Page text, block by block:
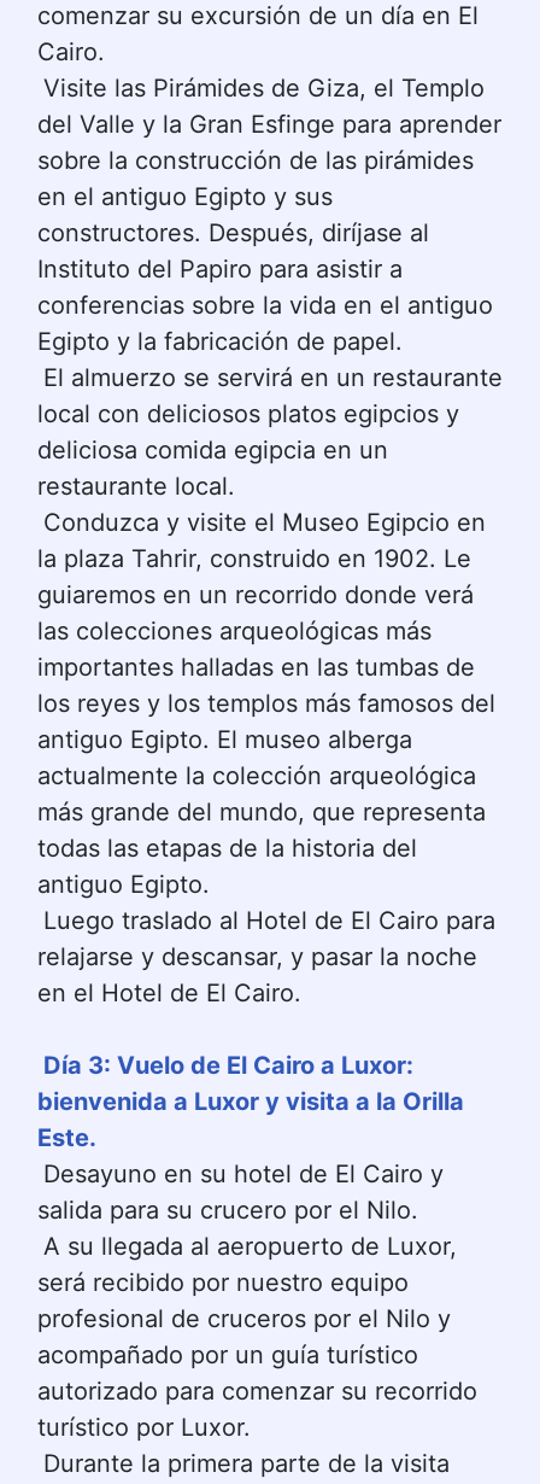
comenzar su excursión de un día en El
Cairo.
Visite las Pirámides de Giza, el Templo
del Valle y la Gran Esfinge para aprender
sobre la construcción de las pirámides
en el antiguo Egipto y sus
constructores. Después, diríjase al
Instituto del Papiro para asistir a
conferencias sobre la vida en el antiguo
Egipto y la fabricación de papel.
El almuerzo se servirá en un restaurante
local con deliciosos platos egipcios y
deliciosa comida egipcia en un
restaurante local.
Conduzca y visite el Museo Egipcio en
la plaza Tahrir, construido en 1902. Le
guiaremos en un recorrido donde verá
las colecciones arqueológicas más
importantes halladas en las tumbas de
los reyes y los templos más famosos del
antiguo Egipto. El museo alberga
actualmente la colección arqueológica
más grande del mundo, que representa
todas las etapas de la historia del
antiguo Egipto.
Luego traslado al Hotel de El Cairo para
relajarse y descansar, y pasar la noche
en el Hotel de El Cairo.
Día 3: Vuelo de El Cairo a Luxor:
bienvenida a Luxor y visita a la Orilla
Este.
Desayuno en su hotel de El Cairo y
salida para su crucero por el Nilo.
A su llegada al aeropuerto de Luxor,
será recibido por nuestro equipo
profesional de cruceros por el Nilo y
acompañado por un guía turístico
autorizado para comenzar su recorrido
turístico por Luxor.
Durante la primera parte de la visita